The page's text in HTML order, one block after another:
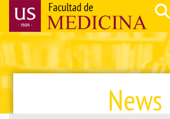
main
content
Search
Navegación
principal
News